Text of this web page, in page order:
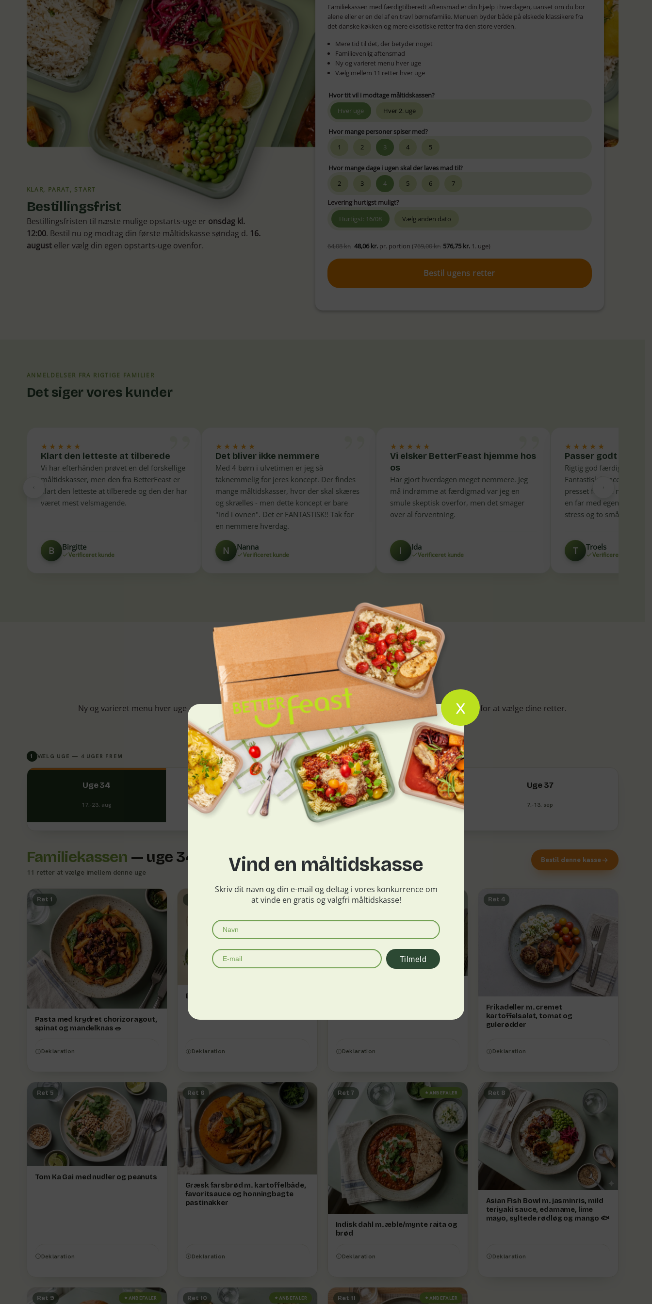
KLAR, PARAT, START
Bestillingsfrist
Bestillingsfristen til næste mulige opstarts-uge er onsdag kl.
12:00. Bestil nu og modtag din første måltidskasse søndag d. 16.
augusteller vælg din egen opstarts-uge ovenfor.
Familiekassen med færdigtilberedt aftensmad er din hjælp i hverdagen, uanset om du bor
alene eller er en del af en travl børnefamilie. Menuen byder både på elskede klassikere fra
det danske køkken og mere eksotiske retter fra den store verden.
Mere tid til det, der betyder noget
Familievenlig aftensmad
Ny og varieret menu hver uge
Vælg mellem 11 retter hver uge
Hvor tit vil i modtage måltidskassen?
Hver uge
Hver 2. uge
Hvor mange personer spiser med?
1
2 3 4 5
Hvor mange dage i ugen skal der laves mad til?
2
3 4 5 6 7
Levering hurtigst muligt?
Hurtigst: 16/08
Vælg anden dato
64,08kr. 48,06 kr. pr. portion (769,00kr. 576,75 kr. 1. uge)
Bestil ugens retter
ANMELDELSER FRA RIGTIGE FAMILIER
Det siger vores kunder
”
★★★★★
Klart den letteste at tilberede
Vi har efterhånden prøvet en del forskellige
måltidskasser, men den fra BetterFeast er
klart den letteste at tilberede og den der har
været mest velsmagende.
B Birgitte
Verificeret kunde
★★★★★
Det bliver ikke nemmere
Med 4 børn i ulvetimen er jeg så
taknemmelig for jeres koncept. Der findes
mange måltidskasser, hvor der skal skæres
og skrælles - men dette koncept er bare
"ind i ovnen". Det er FANTASTISK!! Tak for
en nemmere hverdag.
N Nanna
Verificeret kunde
”
★★★★★
Vi elsker BetterFeast hjemme hos
os
Har gjort hverdagen meget nemmere. Jeg
må indrømme at færdigmad var jeg en
smule skeptisk overfor, men det smager
over al forventning.
I Ida
Verificeret kunde
★★★★★
Passer godt til en
Rigtig god færdiglavet
Fantastisk koncept der
presset familie med en
en far med egen
stress og to små børn.
T Troels
Verificeret kunde
VÆLG MELLEM 11 RETTER HVER UGE
Ugens menu
Ny og varieret menu hver uge — fra danske klassikere til retter fra den store verden. Tryk “Bestil ugens retter” for at vælge dine retter.
1 VÆLG UGE — 4 UGER FREM
Uge 34
17.-23. aug
Uge 35
24.-30. aug
Uge 36
31. aug-6. sep
Uge 37
7.-13. sep
Familiekassen — uge 34
11 retter at vælge imellem denne uge
Bestil denne kasse
Ret 1
Pasta med krydret chorizoragout,
spinat og mandelknas 🥗
Deklaration
ANBEFALER
Boller i karry m. ris
Deklaration
Ret 3
Deklaration
Ret 4
Frikadeller m. cremet
kartoffelsalat, tomat og
gulerødder
Deklaration
Ret 5
Tom Ka Gai med nudler og peanuts
Deklaration
Ret 6
Græsk farsbrød m. kartoffelbåde,
favoritsauce og honningbagte
pastinakker
Deklaration
Ret 7 ANBEFALER
Indisk dahl m. æble/mynte raita og
brød
Deklaration
Ret 8
Asian Fish Bowl m. jasminris, mild
teriyaki sauce, edamame, lime
mayo, syltede rødløg og mango 🐟
Deklaration
Ret 9 ANBEFALER Ret 10 ANBEFALER Ret 11 ANBEFALER
Vind en måltidskasse
Skriv dit navn og din e-mail og deltag i vores konkurrence om
at vinde en gratis og valgfri måltidskasse!
Tilmeld
x